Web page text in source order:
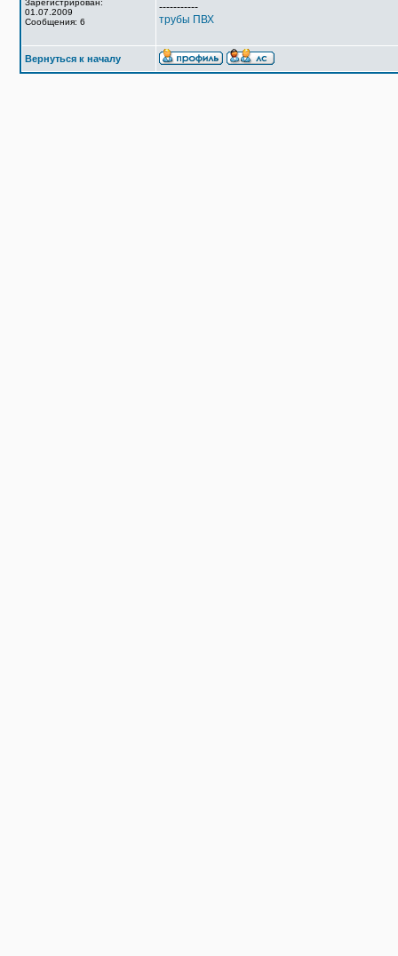
Зарегистрирован:
01.07.2009
Сообщения: 6
-----------
трубы ПВХ
Вернуться к началу